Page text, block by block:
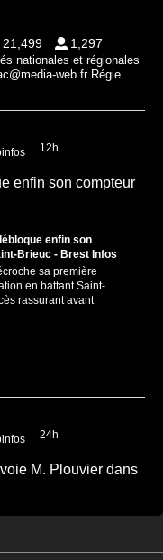
21,499 1,297
nationales et régionales
web.fr Régie
12h
enfin son compteur
enfin son
Brieuc - Brest Infos
sa première
en battant Saint-
rassurant avant
24h
M. Plouvier dans
-...